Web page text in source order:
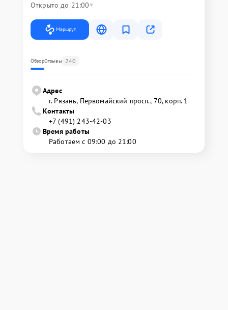
Открыто до 21:00
Маршрут
ОбзорОтзывы 240
Адрес
г. Рязань, Первомайский просп., 70, корп. 1
Контакты
+7 (491) 243-42-03
Время работы
Работаем с 09:00 до 21:00